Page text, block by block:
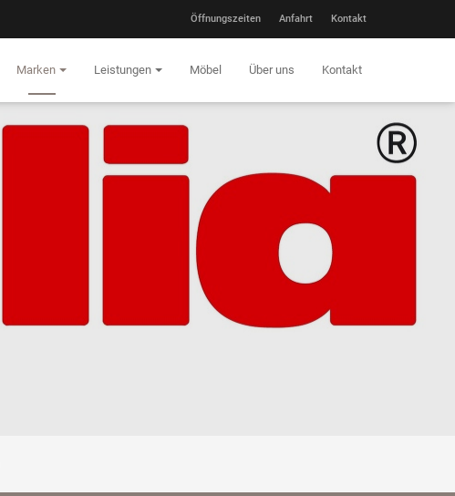
Öffnungszeiten Anfahrt Kontakt
Marken Leistungen Möbel Über uns Kontakt